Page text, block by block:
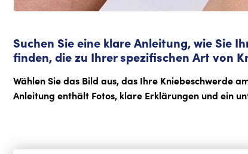
Suchen Sie eine klare Anleitung, wie Sie
finden, die zu Ihrer spezifischen Art von
Wählen Sie das Bild aus, das Ihre Kniebeschwerde
Anleitung enthält Fotos, klare Erklärungen und ein